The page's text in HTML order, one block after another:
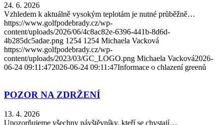
24. 6. 2026
Vzhledem k aktuálně vysokým teplotám je nutné průběžně…
https://www.golfpodebrady.cz/wp-
content/uploads/2026/06/4c8ac82e-6396-441b-8d6d-
4b285dc5adae.png 1254 1254 Michaela Vacková
https://www.golfpodebrady.cz/wp-
content/uploads/2023/03/GC_LOGO.png Michaela Vacková2026-
06-24 09:11:472026-06-24 09:11:47Informace o chlazení greenů
POZOR NA ZDRŽENÍ
13. 4. 2026
Upozorňujeme všechny návštěvníky, kteří se chystají…